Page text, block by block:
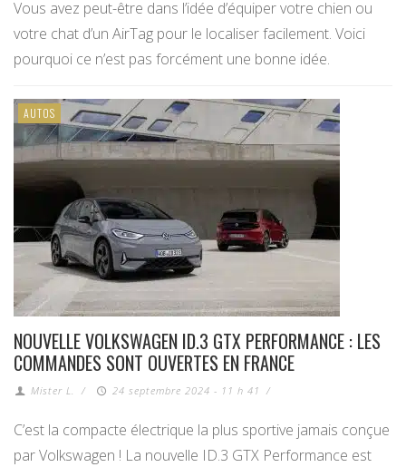
Vous avez peut-être dans l’idée d’équiper votre chien ou
votre chat d’un AirTag pour le localiser facilement. Voici
pourquoi ce n’est pas forcément une bonne idée.
AUTOS
NOUVELLE VOLKSWAGEN ID.3 GTX PERFORMANCE : LES
COMMANDES SONT OUVERTES EN FRANCE
Mister L. / 24 septembre 2024 - 11 h 41 /
C’est la compacte électrique la plus sportive jamais conçue
par Volkswagen ! La nouvelle ID.3 GTX Performance est